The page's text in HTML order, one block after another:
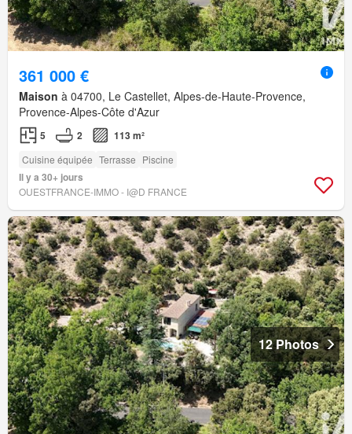
361 000 €
Maison à 04700, Le Castellet, Alpes-de-Haute-Provence,
Provence-Alpes-Côte d'Azur
5 2 113 m²
Cuisine équipée Terrasse Piscine
Il y a 30+ jours
OUESTFRANCE-IMMO - I@D FRANCE
12 Photos